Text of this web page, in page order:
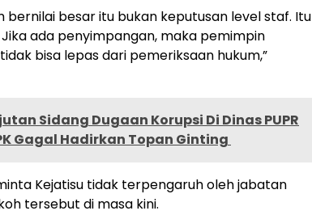
bernilai besar itu bukan keputusan level staf. Itu
ada penyimpangan, maka pemimpin
bisa lepas dari pemeriksaan hukum,”
Sidang Dugaan Korupsi Di Dinas PUPR
Gagal Hadirkan Topan Ginting
Kejatisu tidak terpengaruh oleh jabatan
tersebut di masa kini.